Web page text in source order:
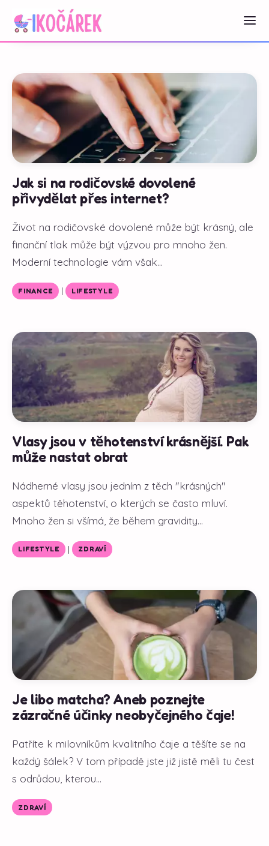
Jak si na rodičovské dovolené
přivydělat přes internet?
Život na rodičovské dovolené může být krásný, ale
finanční tlak může být výzvou pro mnoho žen.
Moderní technologie vám však...
FINANCE | LIFESTYLE
Vlasy jsou v těhotenství krásnější. Pak
může nastat obrat
Nádherné vlasy jsou jedním z těch "krásných"
aspektů těhotenství, o kterých se často mluví.
Mnoho žen si všímá, že během gravidity...
LIFESTYLE | ZDRAVÍ
Je libo matcha? Aneb poznejte
zázračné účinky neobyčejného čaje!
Patříte k milovníkům kvalitního čaje a těšíte se na
každý šálek? V tom případě jste již jistě měli tu čest
s odrůdou, kterou...
ZDRAVÍ